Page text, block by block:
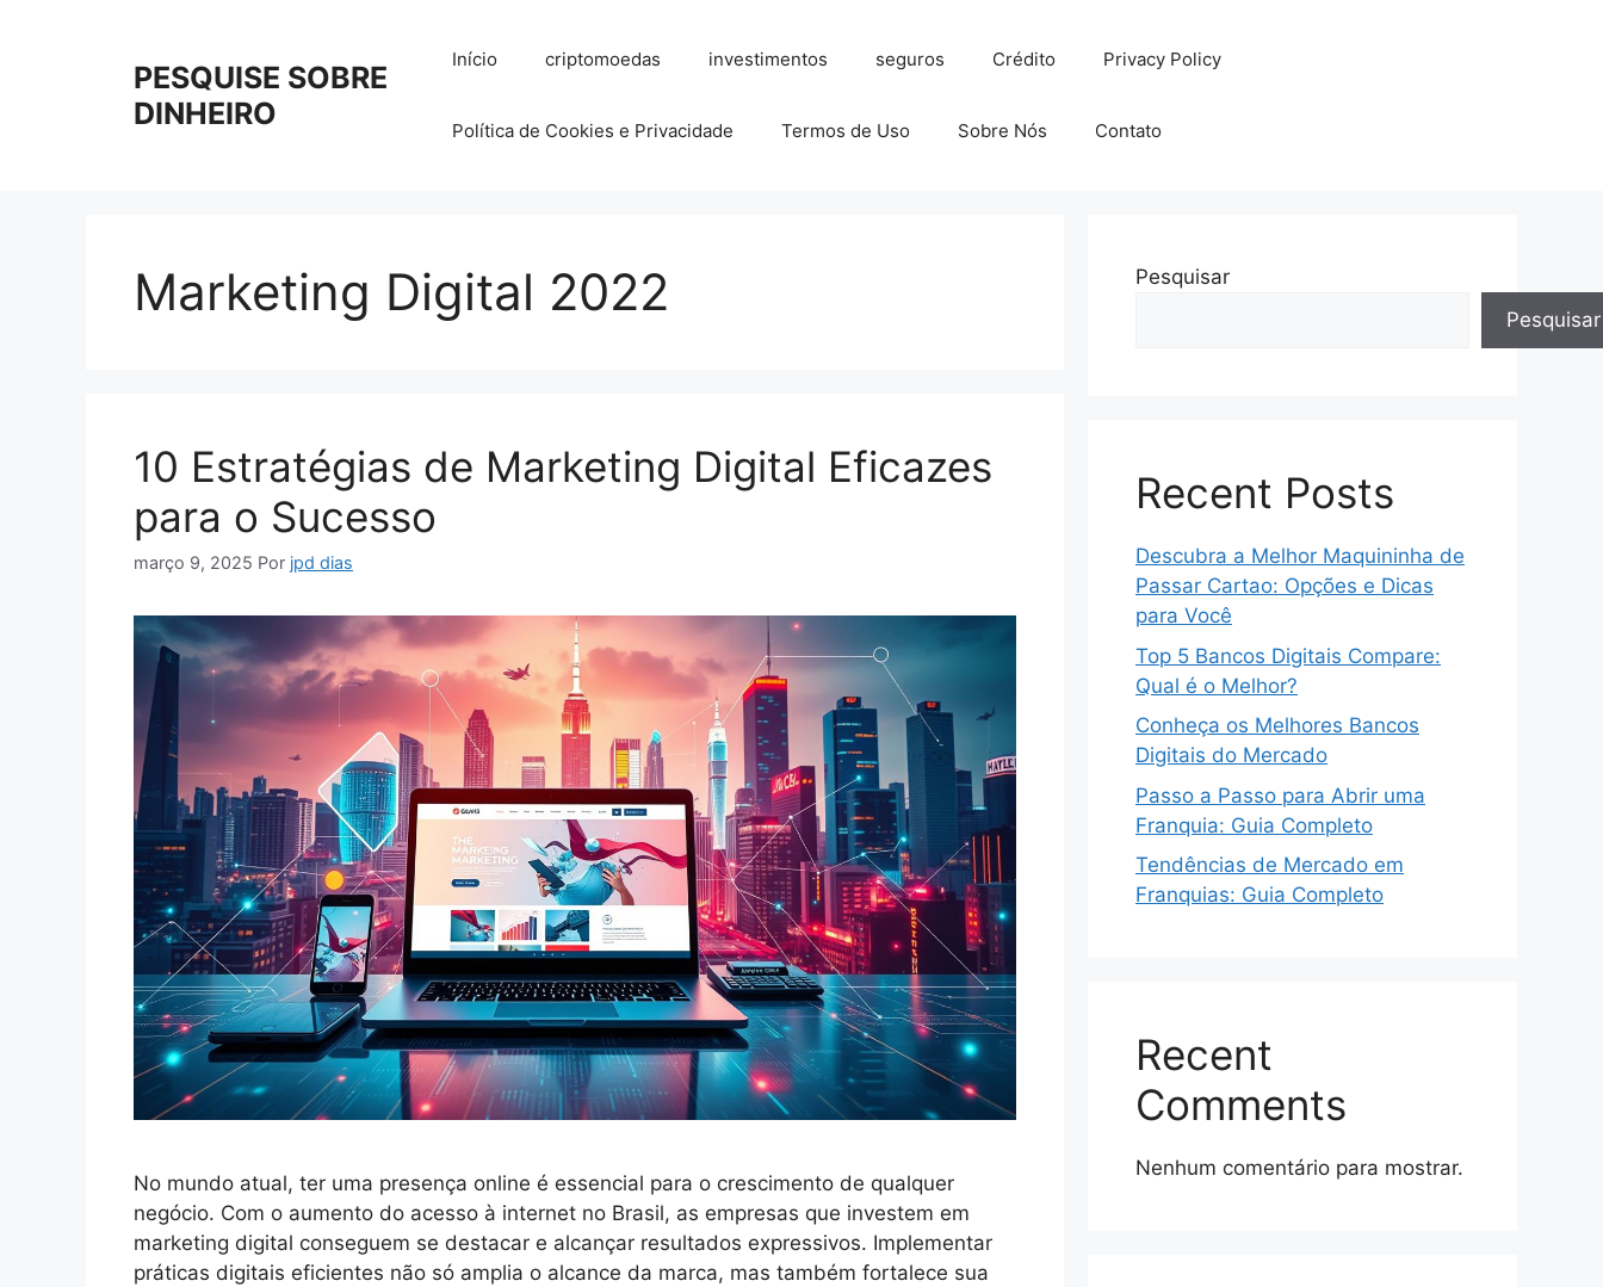
PESQUISE SOBRE
DINHEIRO
Início criptomoedas investimentos seguros Crédito Privacy Policy
Política de Cookies e Privacidade Termos de Uso Sobre Nós Contato
Marketing Digital 2022
10 Estratégias de Marketing Digital Eficazes
para o Sucesso
março 9, 2025 Por jpd dias
No mundo atual, ter uma presença online é essencial para o crescimento de qualquer
negócio. Com o aumento do acesso à internet no Brasil, as empresas que investem em
marketing digital conseguem se destacar e alcançar resultados expressivos. Implementar
práticas digitais eficientes não só amplia o alcance da marca, mas também fortalece sua
Pesquisar
Pesquisar
Recent Posts
Descubra a Melhor Maquininha de
Passar Cartao: Opções e Dicas
para Você
Top 5 Bancos Digitais Compare:
Qual é o Melhor?
Conheça os Melhores Bancos
Digitais do Mercado
Passo a Passo para Abrir uma
Franquia: Guia Completo
Tendências de Mercado em
Franquias: Guia Completo
Recent
Comments
Nenhum comentário para mostrar.